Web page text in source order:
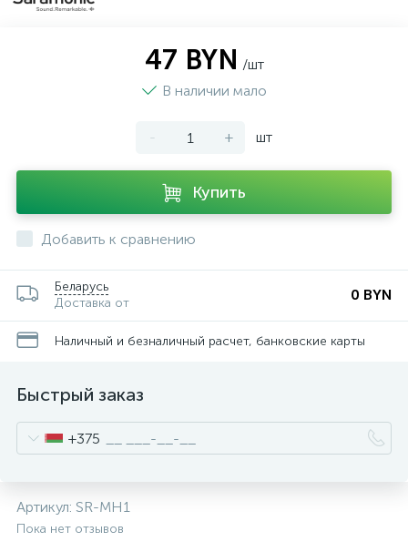
47 BYN /шт
В наличии мало
- + шт
Купить
Добавить к сравнению
Беларусь
Доставка от
0 BYN
Наличный и безналичный расчет, банковские карты
Быстрый заказ
+375
Артикул: SR-MH1
Пока нет отзывов